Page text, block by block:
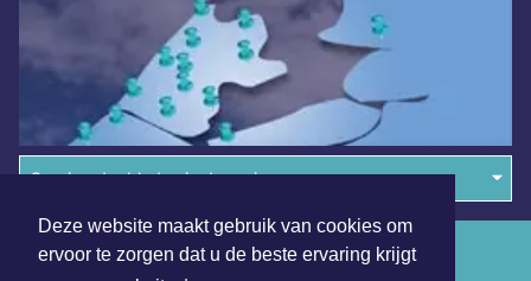
Deze website maakt gebruik van cookies om
ervoor te zorgen dat u de beste ervaring krijgt
Overige dagbladen in de regio
Algemene voorwaarden